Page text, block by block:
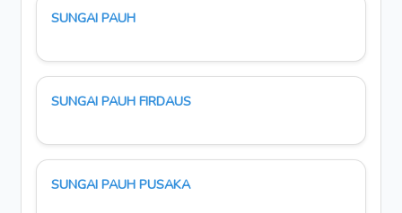
SUNGAI PAUH
SUNGAI PAUH FIRDAUS
SUNGAI PAUH PUSAKA